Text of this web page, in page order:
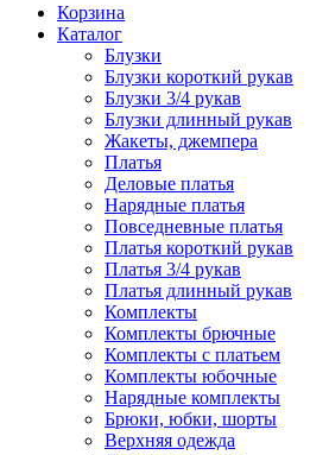
Корзина
Каталог
Блузки
Блузки короткий рукав
Блузки 3/4 рукав
Блузки длинный рукав
Жакеты, джемпера
Платья
Деловые платья
Нарядные платья
Повседневные платья
Платья короткий рукав
Платья 3/4 рукав
Платья длинный рукав
Комплекты
Комплекты брючные
Комплекты с платьем
Комплекты юбочные
Нарядные комплекты
Брюки, юбки, шорты
Верхняя одежда